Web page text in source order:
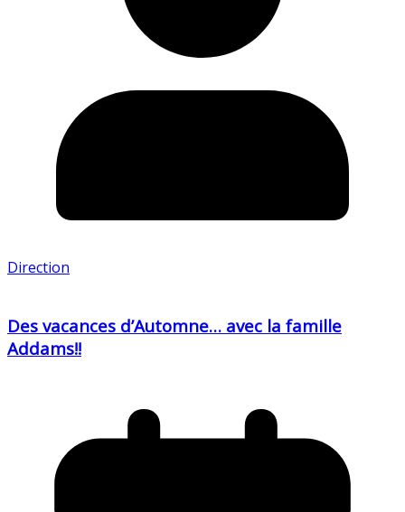
Direction
Des vacances d’Automne… avec la famille
Addams!!